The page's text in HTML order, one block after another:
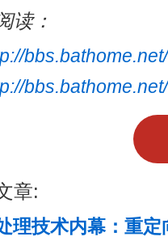
读：
章:
理技术内幕：重定